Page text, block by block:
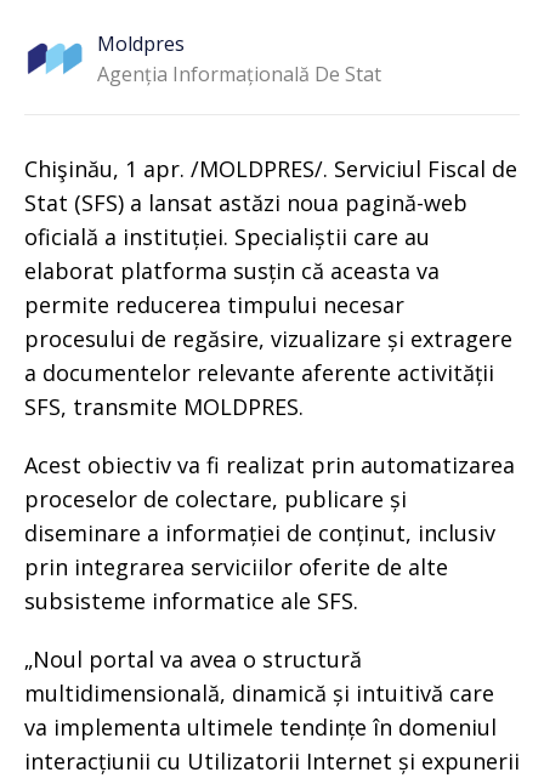
Moldpres
Agenția Informațională De Stat
Chişinău, 1 apr. /MOLDPRES/. Serviciul Fiscal de
Stat (SFS) a lansat astăzi noua pagină-web
oficială a instituției. Specialiștii care au
elaborat platforma susțin că aceasta va
permite reducerea timpului necesar
procesului de regăsire, vizualizare și extragere
a documentelor relevante aferente activității
SFS, transmite MOLDPRES.
Acest obiectiv va fi realizat prin automatizarea
proceselor de colectare, publicare și
diseminare a informației de conținut, inclusiv
prin integrarea serviciilor oferite de alte
subsisteme informatice ale SFS.
„Noul portal va avea o structură
multidimensională, dinamică și intuitivă care
va implementa ultimele tendințe în domeniul
interacțiunii cu Utilizatorii Internet și expunerii